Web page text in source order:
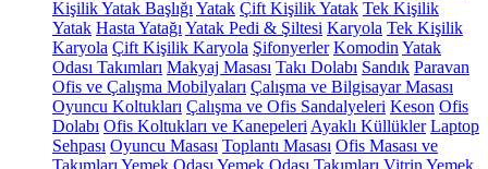
Kişilik Yatak Başlığı Yatak Çift Kişilik Yatak Tek Kişilik
Yatak Hasta Yatağı Yatak Pedi & Şiltesi Karyola Tek Kişilik
Karyola Çift Kişilik Karyola Şifonyerler Komodin Yatak
Odası Takımları Makyaj Masası Takı Dolabı Sandık Paravan
Ofis ve Çalışma Mobilyaları Çalışma ve Bilgisayar Masası
Oyuncu Koltukları Çalışma ve Ofis Sandalyeleri Keson Ofis
Dolabı Ofis Koltukları ve Kanepeleri Ayaklı Küllükler Laptop
Sehpası Oyuncu Masası Toplantı Masası Ofis Masası ve
Takımları Yemek Odası Yemek Odası Takımları Vitrin Yemek